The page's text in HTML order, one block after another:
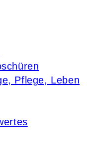
Pflege, Leben